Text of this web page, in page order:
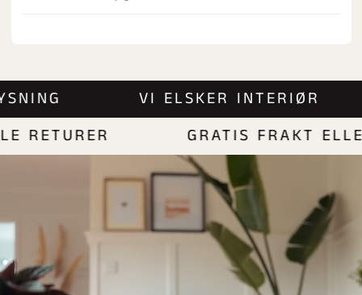
VI ELSKER INTERIØR
GRATIS FRAKT ELLER